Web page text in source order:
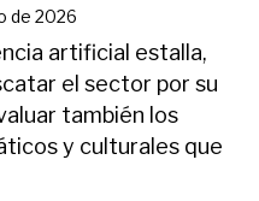
de 2026
artificial estalla,
el sector por su
también los
y culturales que